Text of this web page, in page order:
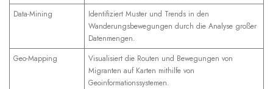
Data-Mining
Identifiziert Muster⁣ und Trends in⁤ den‌
Wanderungsbewegungen ⁣durch ​die Analyse großer
Datenmengen.
Geo-Mapping
Visualisiert die Routen ‍und⁤ Bewegungen‌ von
Migranten​ auf Karten mithilfe‍ von
Geoinformationssystemen.